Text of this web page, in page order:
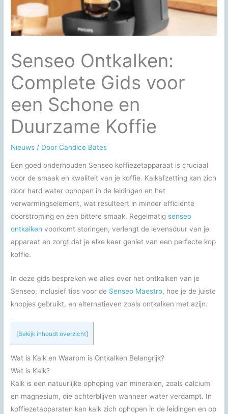
Senseo Ontkalken:
Complete Gids voor
een Schone en
Duurzame Koffie
Nieuws / DoorCandice Bates
Een goed onderhouden Senseo koffiezetapparaat is cruciaal
voor de smaak en kwaliteit van je koffie. Kalkafzetting kan zich
door hard water ophopen in de leidingen en het
verwarmingselement, wat resulteert in minder efficiënte
doorstroming en een bittere smaak. Regelmatig senseo
ontkalken voorkomt storingen, verlengt de levensduur van je
apparaat en zorgt dat je elke keer geniet van een perfecte kop
koffie.
In deze gids bespreken we alles over het ontkalken van je
Senseo, inclusief tips voor de Senseo Maestro, hoe je de juiste
knopjes gebruikt, en alternatieven zoals ontkalken met azijn.
[Bekijk inhoudt overzicht]
Wat is Kalk en Waarom is Ontkalken Belangrijk?
Wat is Kalk?
Kalk is een natuurlijke ophoping van mineralen, zoals calcium
en magnesium, die achterblijven wanneer water verdampt. In
koffiezetapparaten kan kalk zich ophopen in de leidingen en op